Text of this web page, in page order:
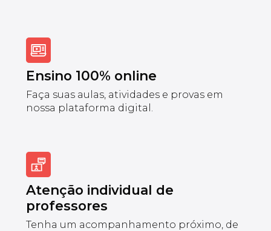
Ensino 100% online
Faça suas aulas, atividades e provas em
nossa plataforma digital.
Atenção individual de
professores
Tenha um acompanhamento próximo, de